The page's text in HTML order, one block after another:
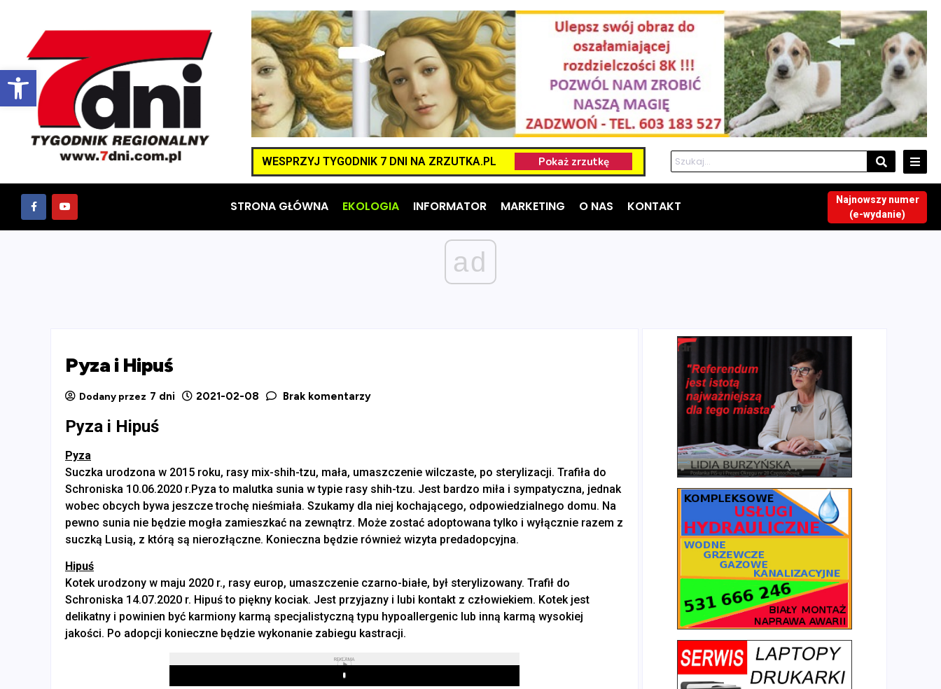
Otwórz pasek narzędzi
WESPRZYJ TYGODNIK 7 DNI NA ZRZUTKA.PL
STRONA GŁÓWNA EKOLOGIA INFORMATOR MARKETING O NAS KONTAKT
Najnowszy numer
(e-wydanie)
ad
Pyza i Hipuś
Dodany przez 7 dni 2021-02-08 Brak komentarzy
Pyza i Hipuś
Pyza
Suczka urodzona w 2015 roku, rasy mix-shih-tzu, mała, umaszczenie wilczaste, po sterylizacji. Trafiła do
Schroniska 10.06.2020 r.Pyza to malutka sunia w typie rasy shih-tzu. Jest bardzo miła i sympatyczna, jednak
wobec obcych bywa jeszcze trochę nieśmiała. Szukamy dla niej kochającego, odpowiedzialnego domu. Na
pewno sunia nie będzie mogła zamieszkać na zewnątrz. Może zostać adoptowana tylko i wyłącznie razem z
suczką Lusią, z którą są nierozłączne. Konieczna będzie również wizyta predadopcyjna.
Hipuś
Kotek urodzony w maju 2020 r., rasy europ, umaszczenie czarno-białe, był sterylizowany. Trafił do
Schroniska 14.07.2020 r. Hipuś to piękny kociak. Jest przyjazny i lubi kontakt z człowiekiem. Kotek jest
delikatny i powinien być karmiony karmą specjalistyczną typu hypoallergenic lub inną karmą wysokiej
jakości. Po adopcji konieczne będzie wykonanie zabiegu kastracji.
REKLAMA
Play